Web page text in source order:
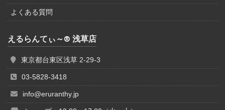
よくある質問
えるらんてぃ～® 浅草店
東京都台東区浅草 2-29-3
03-5828-3418
info@eruranthy.jp